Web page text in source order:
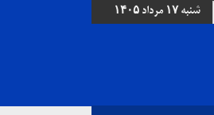
شنبه ۱۷ مرداد ۱۴۰۵